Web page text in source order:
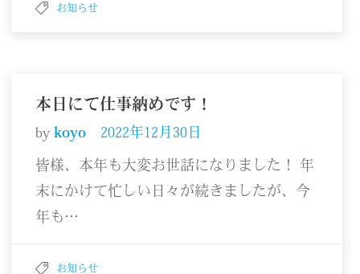
お知らせ
本日にて仕事納めです！
by koyo 2022年12月30日
皆様、本年も大変お世話になりました！ 年
末にかけて忙しい日々が続きましたが、今
年も…
お知らせ